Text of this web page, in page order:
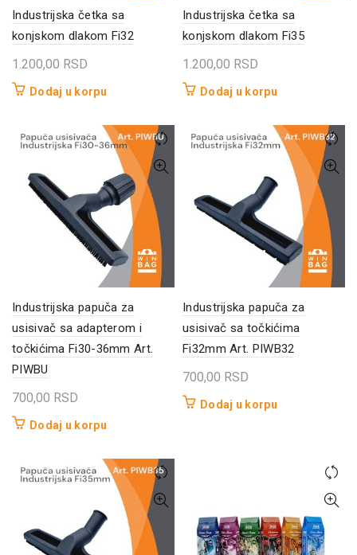
Industrijska četka sa
konjskom dlakom Fi32
1.200,00 RSD
Dodaj u korpu
Industrijska četka sa
konjskom dlakom Fi35
1.200,00 RSD
Dodaj u korpu
Industrijska papuča za
usisivač sa adapterom i
točkićima Fi30-36mm Art.
PIWBU
700,00 RSD
Dodaj u korpu
Industrijska papuča za
usisivač sa točkićima
Fi32mm Art. PIWB32
700,00 RSD
Dodaj u korpu